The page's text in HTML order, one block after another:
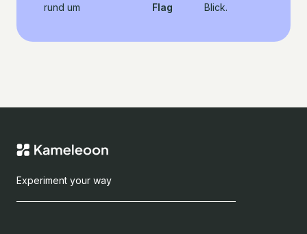
rund um
Flag
Blick.
Experiment your way